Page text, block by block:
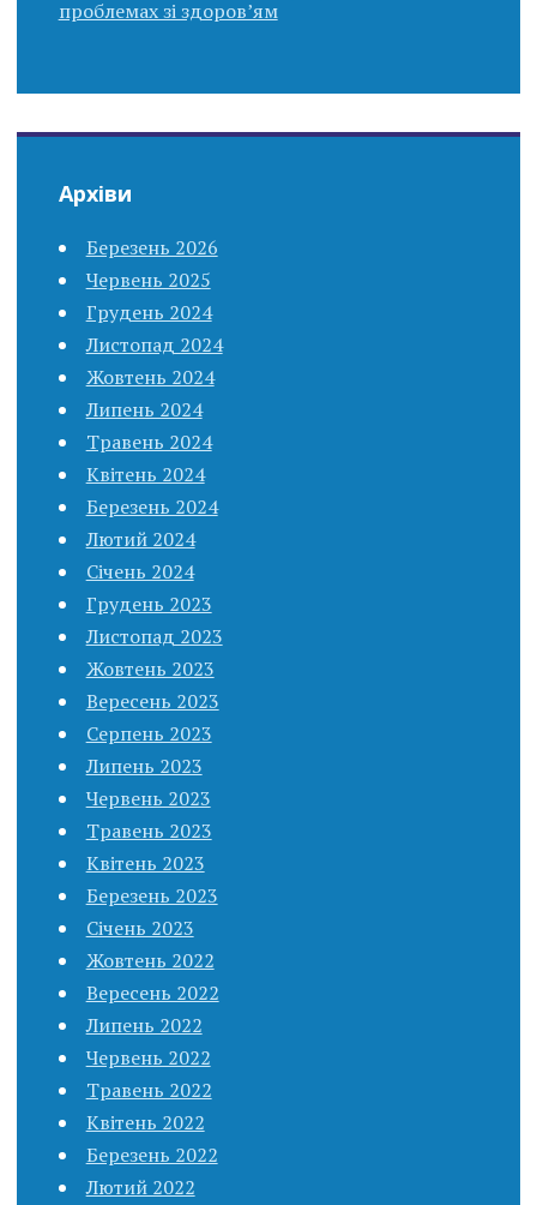
проблемах зі здоров’ям
Архіви
Березень 2026
Червень 2025
Грудень 2024
Листопад 2024
Жовтень 2024
Липень 2024
Травень 2024
Квітень 2024
Березень 2024
Лютий 2024
Січень 2024
Грудень 2023
Листопад 2023
Жовтень 2023
Вересень 2023
Серпень 2023
Липень 2023
Червень 2023
Травень 2023
Квітень 2023
Березень 2023
Січень 2023
Жовтень 2022
Вересень 2022
Липень 2022
Червень 2022
Травень 2022
Квітень 2022
Березень 2022
Лютий 2022